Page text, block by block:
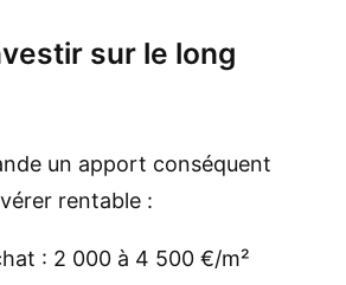
sur le long
un apport conséquent
rentable :
: 2 000 à 4 500 €/m²